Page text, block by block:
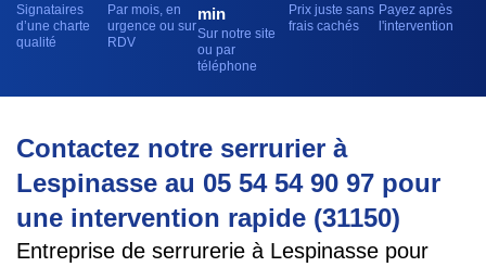
Signataires
d’une charte
qualité
Par mois, en
urgence ou sur
RDV
min
Sur notre site
ou par
téléphone
Prix juste sans
frais cachés
Payez après
l'intervention
Contactez notre serrurier à
Lespinasse au 05 54 54 90 97 pour
une intervention rapide (31150)
Entreprise de serrurerie à Lespinasse pour